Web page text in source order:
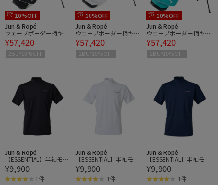
10%OFF
Jun & Ropé
ウェーブボーダー柄キャ
ディーバッグ/ユニセッ
クス・軽量
¥57,420
2BUY10%OFF
10%OFF
Jun & Ropé
ウェーブボーダー柄キャ
ディーバッグ/ユニセッ
クス・軽量
¥57,420
2BUY10%OFF
10%OFF
Jun & Ropé
ウェーブボーダー柄キャ
ディーバッグ/ユニセッ
クス・軽量
¥57,420
2BUY10%OFF
Jun & Ropé
【ESSENTIAL】半袖モッ
クネックシャツ/UV・吸
水速乾
¥9,900
1件
Jun & Ropé
【ESSENTIAL】半袖モッ
クネックシャツ/UV・吸
水速乾
¥9,900
1件
Jun & Ropé
【ESSENTIAL】半袖モッ
クネックシャツ/UV・吸
水速乾
¥9,900
1件